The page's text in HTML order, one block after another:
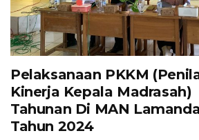
Pelaksanaan PKKM
Kinerja Kepala Madrasah)
Tahunan Di MAN
Tahun 2024